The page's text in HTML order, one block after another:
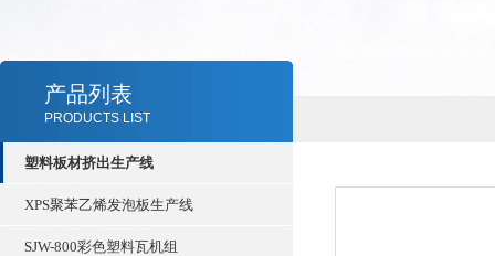
产品列表
PRODUCTS LIST
塑料板材挤出生产线
XPS聚苯乙烯发泡板生产线
SJW-800彩色塑料瓦机组